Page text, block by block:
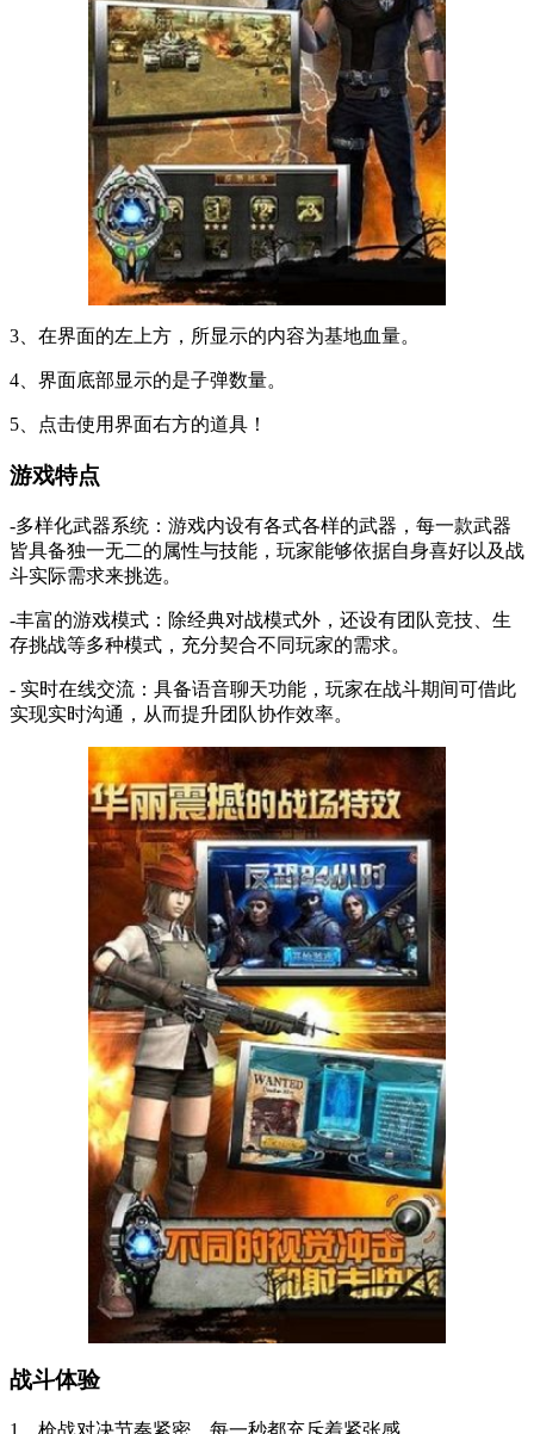
3、在界面的左上方，所显示的内容为基地血量。
4、界面底部显示的是子弹数量。
5、点击使用界面右方的道具！
游戏特点
-多样化武器系统：游戏内设有各式各样的武器，每一款武器
皆具备独一无二的属性与技能，玩家能够依据自身喜好以及战
斗实际需求来挑选。
-丰富的游戏模式：除经典对战模式外，还设有团队竞技、生
存挑战等多种模式，充分契合不同玩家的需求。
- 实时在线交流：具备语音聊天功能，玩家在战斗期间可借此
实现实时沟通，从而提升团队协作效率。
战斗体验